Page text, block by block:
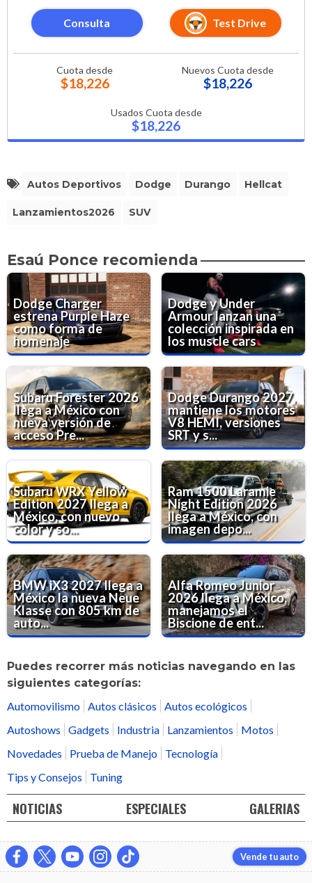
Consulta Test Drive
Cuota desde
$18,226
Nuevos Cuota desde
$18,226
Usados Cuota desde
$18,226
Autos Deportivos Dodge Durango Hellcat
Lanzamientos2026 SUV
Esaú Ponce recomienda
Dodge Charger
estrena Purple Haze
como forma de
homenaje
Dodge y Under
Armour lanzan una
colección inspirada en
los muscle cars
Subaru Forester 2026
llega a México con
nueva versión de
acceso Pre...
Dodge Durango 2027,
mantiene los motores
V8 HEMI, versiones
SRT y s...
Subaru WRX Yellow
Edition 2027 llega a
México, con nuevo
color y so...
Ram 1500 Laramie
Night Edition 2026
llega a México, con
imagen depo...
BMW iX3 2027 llega a
México la nueva Neue
Klasse con 805 km de
auto...
Alfa Romeo Junior
2026 llega a México,
manejamos el
Biscione de ent...
Puedes recorrer más noticias navegando en las
siguientes categorías:
Automovilismo Autos clásicos
Autos ecológicos
Autoshows
Gadgets Industria Lanzamientos
Motos
Novedades
Prueba de Manejo
Tecnología
Tips y Consejos
Tuning
NOTICIAS ESPECIALES GALERIAS
Vende tu auto